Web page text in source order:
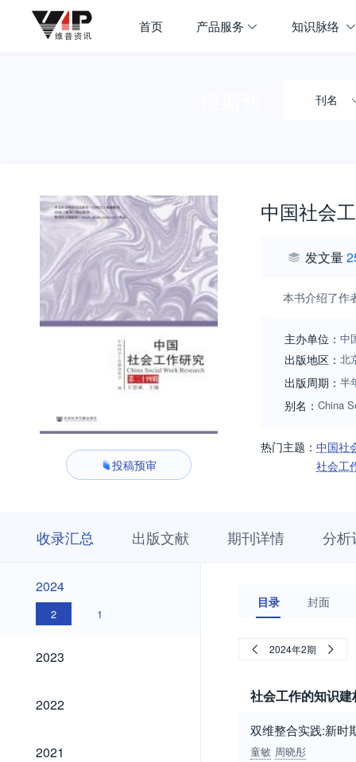
首页 产品服务 知识脉络
刊名
投稿预审
中国社会
发文量
本书介绍了作
主办单位： 中
出版地区： 北
出版周期： 半
别名： China
热门主题： 中国社
社会工
收录汇总 出版文献 期刊详情 分析
2024
2024
2 1
2023
2023
2022
2022
2021
2021
目录 封面
2024年2期
社会工作的知识建
双维整合实践:新时
童敏 周晓彤